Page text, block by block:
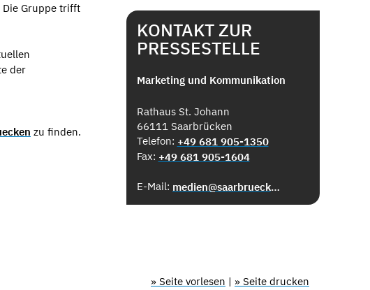
Die Gruppe trifft
der
zu finden.
KONTAKT ZUR
PRESSESTELLE
Marketing und Kommunikation
Rathaus St. Johann
66111 Saarbrücken
Telefon: +49 681 905-1350
Fax: +49 681 905-1604
E-Mail: medien@saarbruecken.de
» Seite vorlesen | » Seite drucken